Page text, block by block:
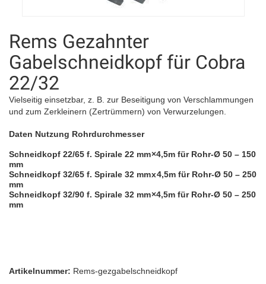
Rems Gezahnter
Gabelschneidkopf für Cobra
22/32
Vielseitig einsetzbar, z. B. zur Beseitigung von Verschlammungen
und zum Zerkleinern (Zertrümmern) von Verwurzelungen.
Daten Nutzung Rohrdurchmesser
Schneidkopf 22/65 f. Spirale 22 mm ×4,5m für Rohr-Ø 50 – 150
mm
Schneidkopf 32/65 f. Spirale 32 mm x 4,5m für Rohr-Ø 50 – 250
mm
Schneidkopf 32/90 f. Spirale 32 mm ×4,5m für Rohr-Ø 50 – 250
mm
Artikelnummer: Rems-gezgabelschneidkopf